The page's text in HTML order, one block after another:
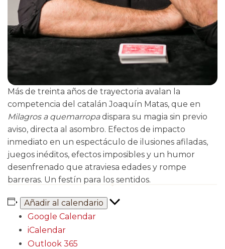
Más de treinta años de trayectoria avalan la
competencia del catalán Joaquín Matas, que en
Milagros a quemarropadispara su magia sin previo
aviso, directa al asombro. Efectos de impacto
inmediato en un espectáculo de ilusiones afiladas,
juegos inéditos, efectos imposibles y un humor
desenfrenado que atraviesa edades y rompe
barreras. Un festín para los sentidos.
Añadir al calendario
Google Calendar
iCalendar
Outlook 365